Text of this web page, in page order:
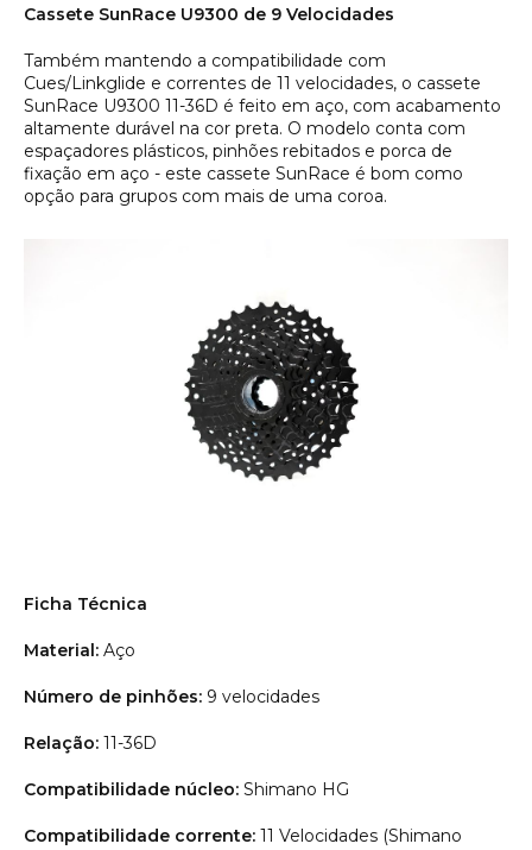
Cassete SunRace U9300 de 9 Velocidades
Também mantendo a compatibilidade com
Cues/Linkglide e correntes de 11 velocidades, o cassete
SunRace U9300 11-36D é feito em aço, com acabamento
altamente durável na cor preta. O modelo conta com
espaçadores plásticos, pinhões rebitados e porca de
fixação em aço - este cassete SunRace é bom como
opção para grupos com mais de uma coroa.
Ficha Técnica
Material: Aço
Número de pinhões: 9 velocidades
Relação: 11-36D
Compatibilidade núcleo: Shimano HG
Compatibilidade corrente: 11 Velocidades (Shimano